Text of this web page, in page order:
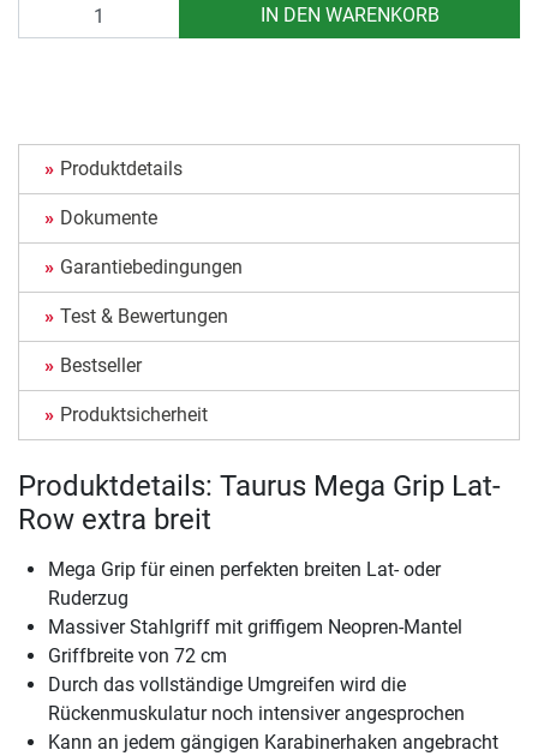
IN DEN WARENKORB
Produktdetails
Dokumente
Garantiebedingungen
Test & Bewertungen
Bestseller
Produktsicherheit
Produktdetails: Taurus Mega Grip Lat-
Row extra breit
Mega Grip für einen perfekten breiten Lat- oder
Ruderzug
Massiver Stahlgriff mit griffigem Neopren-Mantel
Griffbreite von 72 cm
Durch das vollständige Umgreifen wird die
Rückenmuskulatur noch intensiver angesprochen
Kann an jedem gängigen Karabinerhaken angebracht